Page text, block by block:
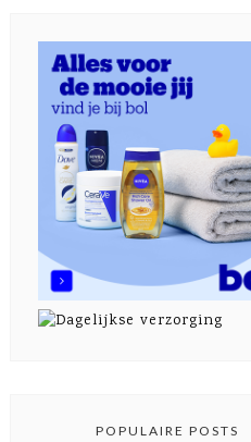
POPULAIRE POSTS